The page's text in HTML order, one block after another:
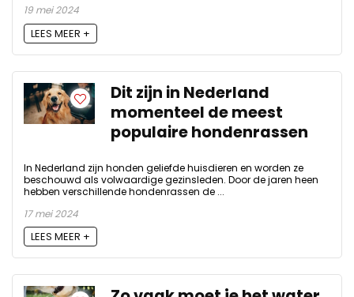
19 mei 2024
LEES MEER +
Dit zijn in Nederland
momenteel de meest
populaire hondenrassen
In Nederland zijn honden geliefde huisdieren en worden ze
beschouwd als volwaardige gezinsleden. Door de jaren heen
hebben verschillende hondenrassen de ...
17 mei 2024
LEES MEER +